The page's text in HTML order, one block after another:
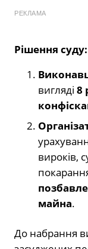
РЕКЛАМА
Рішення суду:
вигляді 8
вироків,
майна.
До набрання